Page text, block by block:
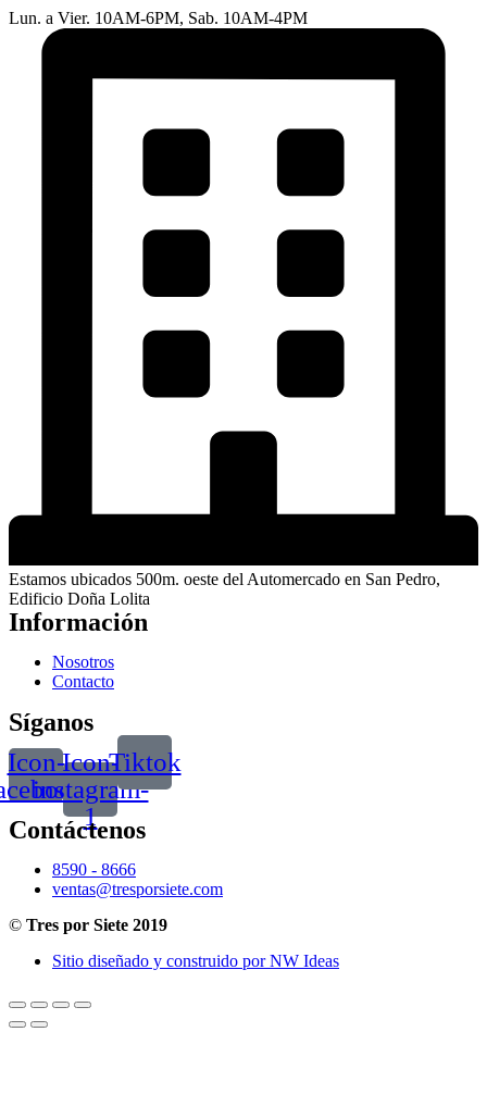
Lun. a Vier. 10AM-6PM, Sab. 10AM-4PM
Estamos ubicados 500m. oeste del Automercado en San Pedro,
Edificio Doña Lolita
Información
Nosotros
Contacto
Síganos
Icon-Icon-
instagram-
1
Tiktok
Contáctenos
8590 - 8666
ventas@tresporsiete.com
© Tres por Siete 2019
Sitio diseñado y construido por NW Ideas